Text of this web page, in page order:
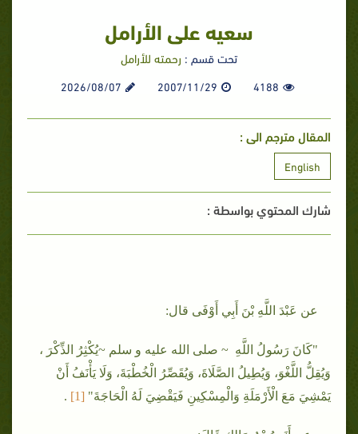
سعيه على الأرامل
تحت قسم : رحمته للأرامل
4188
2007/11/29
2026/08/07
المقال مترجم الى :
English
شارك المحتوي بواسطة :
عن عَبْدَ اللَّهِ بْنَ أَبِي أَوْفَى قال:
"كَانَ رَسُولُ اللَّهِ ~ صلى الله عليه و سلم ~يُكْثِرُ الذِّكْرَ ،
وَيُقِلُّ اللَّغْوَ، وَيُطِيلُ الصَّلَاةَ، وَيُقَصِّرُ الْخُطْبَةَ، وَلَا يَأْنَفُ أَنْ
يَمْشِيَ مَعَ الْأَرْمَلَةِ وَالْمِسْكِينِ فَيَقْضِيَ لَهُ الْحَاجَةَ" [1
]
.